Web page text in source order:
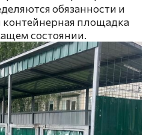
обязанности и
контейнерная площадка
состоянии.